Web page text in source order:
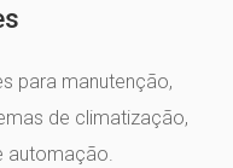
para manutenção,
de climatização,
automação.